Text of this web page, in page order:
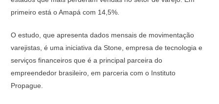
primeiro está o Amapá com 14,5%.
O estudo, que apresenta dados mensais de movimentação
varejistas, é uma iniciativa da Stone, empresa de tecnologia e
serviços financeiros que é a principal parceira do
empreendedor brasileiro, em parceria com o Instituto
Propague.